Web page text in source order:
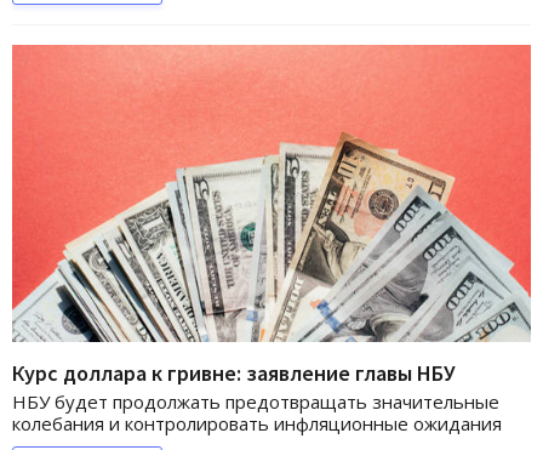
Курс доллара к гривне: заявление главы НБУ
НБУ будет продолжать предотвращать значительные
колебания и контролировать инфляционные ожидания